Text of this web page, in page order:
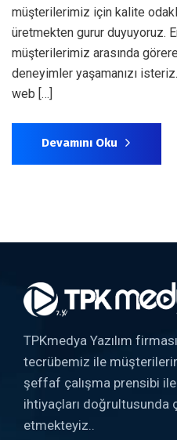
müşterilerimiz için kalite
üretmekten gurur duyuyoruz.
müşterilerimiz arasında
deneyimler yaşamanızı
web […]
Devamını Oku
TPKmedya Yazılım
tecrübemiz ile
şeffaf çalışma prensibi
ihtiyaçları doğrultusunda
etmekteyiz..